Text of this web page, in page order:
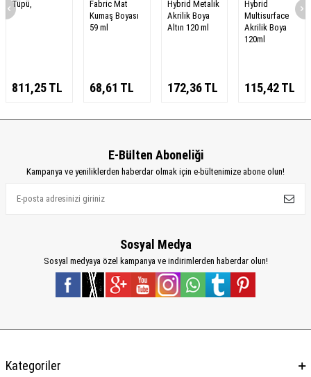
Tüpü,
811,25TL
Fabric Mat
Kumaş Boyası
59 ml
68,61 TL
Hybrid Metalik
Akrilik Boya
Altın 120 ml
172,36TL
Hybrid
Multisurface
Akrilik Boya
120ml
115,42TL
E-Bülten Aboneliği
Kampanya ve yeniliklerden haberdar olmak için e-bültenimize abone olun!
Sosyal Medya
Sosyal medyaya özel kampanya ve indirimlerden haberdar olun!
Kategoriler